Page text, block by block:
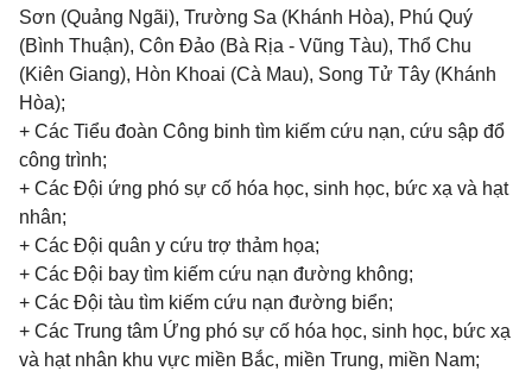
Sơn (Quảng Ngãi), Trường Sa (Khánh Hòa), Phú Quý
(Bình Thuận), Côn Đảo (Bà Rịa - Vũng Tàu), Thổ Chu
(Kiên Giang), Hòn Khoai (Cà Mau), Song Tử Tây (Khánh
Hòa);
+ Các Tiểu đoàn Công binh tìm kiếm cứu nạn, cứu sập đổ
công trình;
+ Các Đội ứng phó sự cố hóa học, sinh học, bức xạ và hạt
nhân;
+ Các Đội quân y cứu trợ thảm họa;
+ Các Đội bay tìm kiếm cứu nạn đường không;
+ Các Đội tàu tìm kiếm cứu nạn đường biển;
+ Các Trung tâm Ứng phó sự cố hóa học, sinh học, bức xạ
và hạt nhân khu vực miền Bắc, miền Trung, miền Nam;